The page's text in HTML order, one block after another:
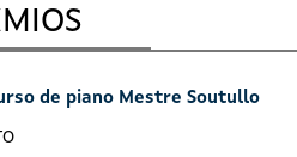
de piano Mestre Soutullo